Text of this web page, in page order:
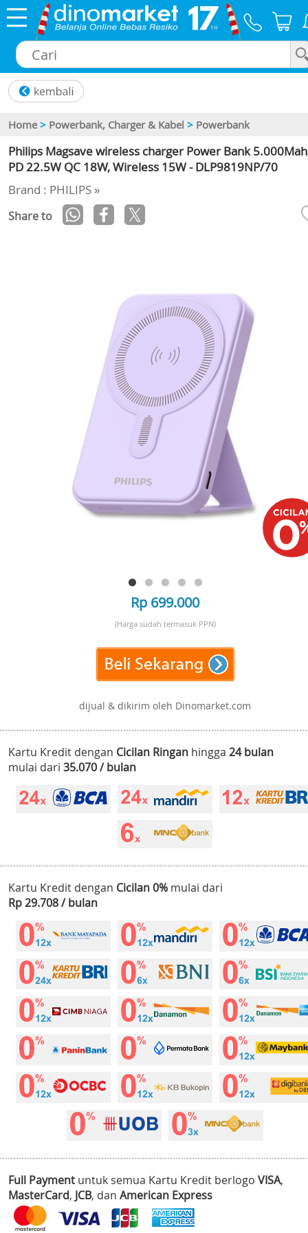
Home > Powerbank, Charger & Kabel > Powerbank
Philips Magsave wireless charger Power Bank
PD 22.5W QC 18W, Wireless 15W - DLP9819NP/70
Brand : PHILIPS »
Share to
Rp 699.000
(Harga sudah termasuk PPN)
dijual & dikirim oleh Dinomarket.com
Kartu Kredit dengan Cicilan Ringan hingga 24 bulan
mulai dari 35.070 / bulan
Kartu Kredit dengan Cicilan 0% mulai dari
Rp 29.708 / bulan
Full Payment untuk semua Kartu Kredit berlogo VISA,
MasterCard, JCB, dan American Express